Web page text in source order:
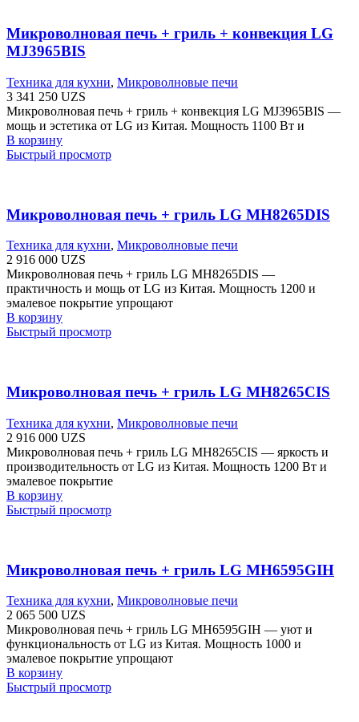
Микроволновая печь + гриль + конвекция LG
MJ3965BIS
Техника для кухни, Микроволновые печи
3 341 250 UZS
Микроволновая печь + гриль + конвекция LG MJ3965BIS —
мощь и эстетика от LG из Китая. Мощность 1100 Вт и
В корзину
Быстрый просмотр
Микроволновая печь + гриль LG MH8265DIS
Техника для кухни, Микроволновые печи
2 916 000 UZS
Микроволновая печь + гриль LG MH8265DIS —
практичность и мощь от LG из Китая. Мощность 1200 и
эмалевое покрытие упрощают
В корзину
Быстрый просмотр
Микроволновая печь + гриль LG MH8265CIS
Техника для кухни, Микроволновые печи
2 916 000 UZS
Микроволновая печь + гриль LG MH8265CIS — яркость и
производительность от LG из Китая. Мощность 1200 Вт и
эмалевое покрытие
В корзину
Быстрый просмотр
Микроволновая печь + гриль LG MH6595GIH
Техника для кухни, Микроволновые печи
2 065 500 UZS
Микроволновая печь + гриль LG MH6595GIH — уют и
функциональность от LG из Китая. Мощность 1000 и
эмалевое покрытие упрощают
В корзину
Быстрый просмотр